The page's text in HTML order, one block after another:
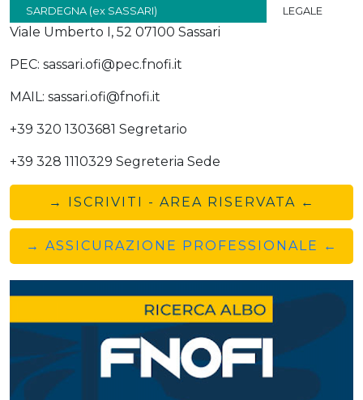
SARDEGNA (ex SASSARI)
LEGALE
Viale Umberto I, 52 07100 Sassari
PEC: sassari.ofi@pec.fnofi.it
MAIL: sassari.ofi@fnofi.it
+39 320 1303681 Segretario
+39 328 1110329 Segreteria Sede
→ ISCRIVITI - AREA RISERVATA ←
→ ASSICURAZIONE PROFESSIONALE ←